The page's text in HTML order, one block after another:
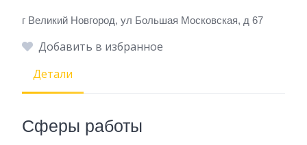
г Великий Новгород, ул Большая Московская, д 67
Добавить в избранное
Детали
Сферы работы